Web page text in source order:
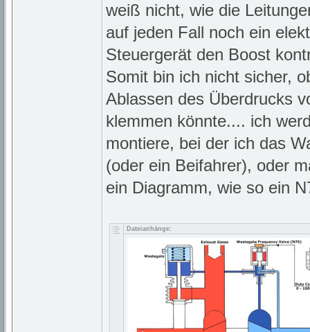
weiß nicht, wie die
auf jeden Fall noch ein
Steuergerät den Boost
Somit bin ich nicht sicher,
Ablassen des Überdrucks
klemmen könnte.... ich
montiere, bei der ich das
(oder ein Beifahrer), oder
ein Diagramm, wie so ein
Dateianhänge: